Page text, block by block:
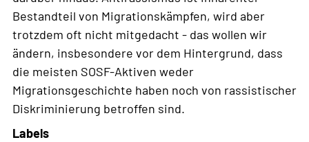
Bestandteil von Migrationskämpfen, wird aber
trotzdem oft nicht mitgedacht - das wollen wir
ändern, insbesondere vor dem Hintergrund, dass
die meisten SOSF-Aktiven weder
Migrationsgeschichte haben noch von rassistischer
Diskriminierung betroffen sind.
Labels